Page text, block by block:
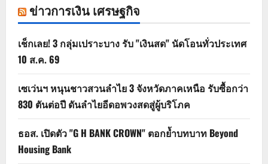
ข่าวการเงิน เศรษฐกิจ
เช็กเลย! 3 กลุ่มเปราะบาง รับ "เงินสด" นัดโอนทั่วประเทศ
10 ส.ค. 69
เซเว่นฯ หนุนชาวสวนลำไย 3 จังหวัดภาคเหนือ รับซื้อกว่า
830 ตันต่อปี ดันลำไยอีดอพวงสดสู่ผู้บริโภค
ธอส. เปิดตัว "G H BANK CROWN" ตอกย้ำบทบาท Beyond
Housing Bank